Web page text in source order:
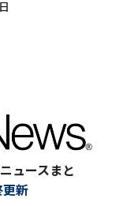
ュースまと
新